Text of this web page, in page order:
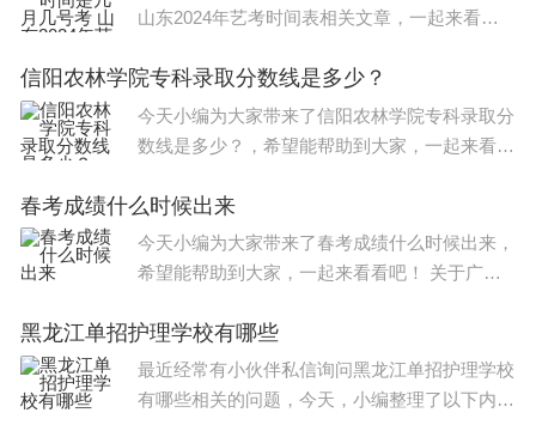
山东2024年艺考时间表相关文章，一起来看一
023年12月16日-12月17日,12月16日8:30—11:30
素描,14:30—
信阳农林学院专科录取分数线是多少？
今天小编为大家带来了信阳农林学院专科录取分
数线是多少？，希望能帮助到大家，一起来看看
下： 2023年信阳农林学院专升本的录取分数线
及录取人数如下：网
春考成绩什么时候出来
今天小编为大家带来了春考成绩什么时候出来，
希望能帮助到大家，一起来看看吧！ 关于广轻
广东轻工职业技术学院春季高考专业录取情况
智能
黑龙江单招护理学校有哪些
最近经常有小伙伴私信询问黑龙江单招护理学校
有哪些相关的问题，今天，小编整理了以下内